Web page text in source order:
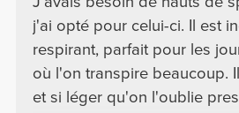
j'ai opté pour celui-ci. Il est
respirant, parfait pour les
où l'on transpire beaucoup.
et si léger qu'on l'oublie